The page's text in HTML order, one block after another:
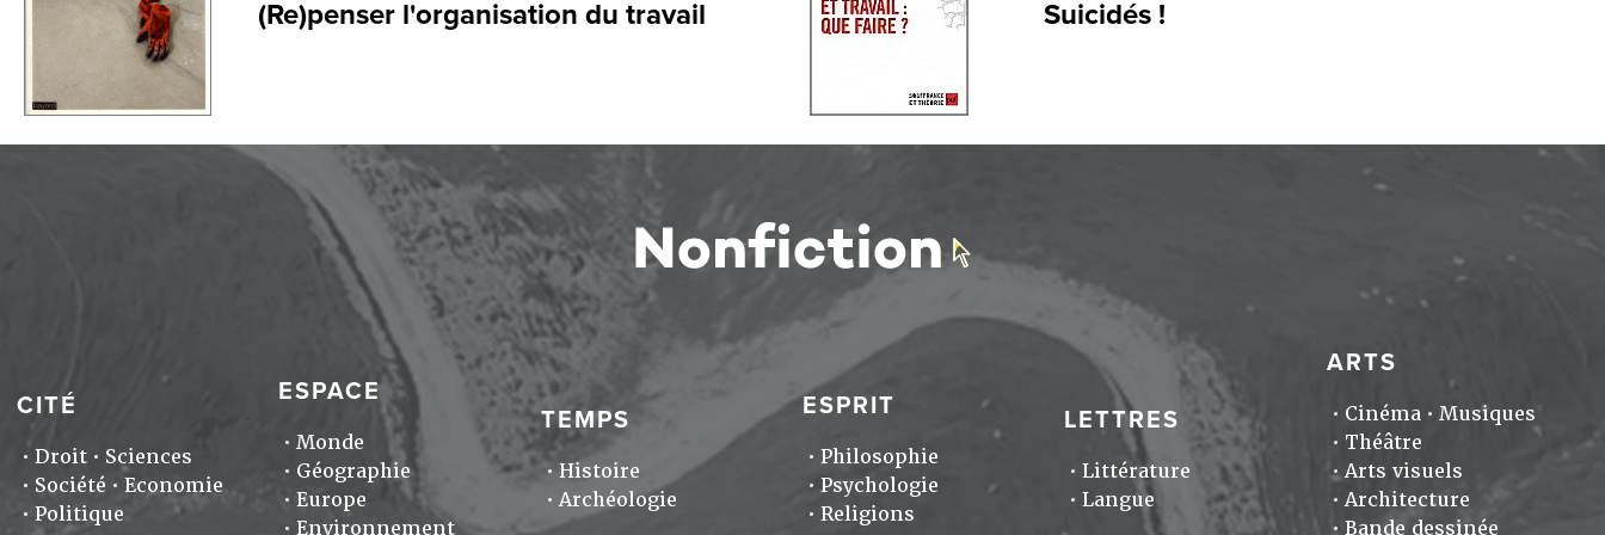
(Re)penser l'organisation du travail Suicidés !
CITÉ
Droit
Sciences
Société
Economie
Politique
ESPACE
Monde
Géographie
Europe
Environnement
TEMPS
Histoire
Archéologie
ESPRIT
Philosophie
Psychologie
Religions
LETTRES
Littérature
Langue
ARTS
Cinéma
Musiques
Théâtre
Arts visuels
Architecture
Bande dessinée